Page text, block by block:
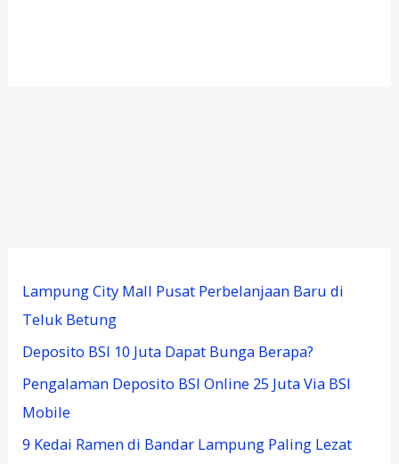
Lampung City Mall Pusat Perbelanjaan Baru di
Teluk Betung
Deposito BSI 10 Juta Dapat Bunga Berapa?
Pengalaman Deposito BSI Online 25 Juta Via BSI
Mobile
9 Kedai Ramen di Bandar Lampung Paling Lezat